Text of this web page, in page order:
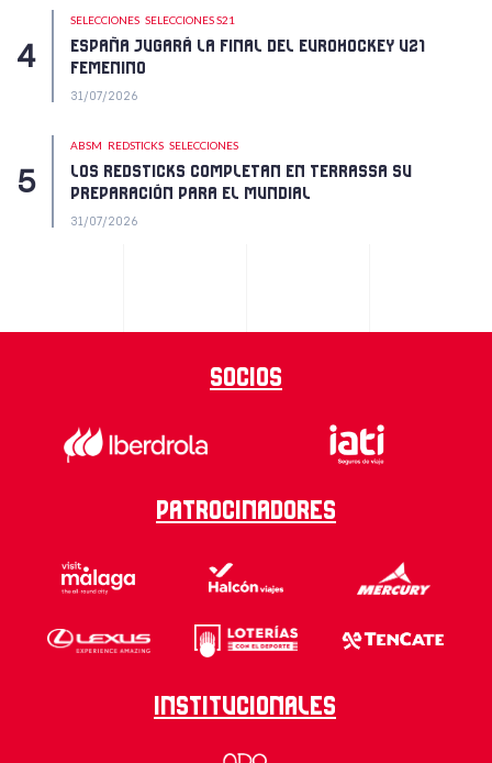
SELECCIONES SELECCIONES S21
ESPAÑA JUGARÁ LA FINAL DEL EUROHOCKEY U21
FEMENINO
31/07/2026
ABSM REDSTICKS SELECCIONES
LOS REDSTICKS COMPLETAN EN TERRASSA SU
PREPARACIÓN PARA EL MUNDIAL
31/07/2026
Socios
Patrocinadores
Institucionales